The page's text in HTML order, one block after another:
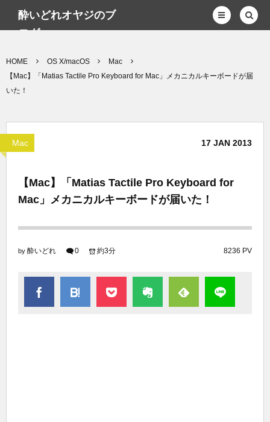
酔いどれオヤジのブ
ログwp
HOME OS X/macOS
Mac
【Mac】「Matias Tactile Pro Keyboard for Mac」メカニカルキーボードが届
いた！
Mac 17 JAN 2013
【Mac】「Matias Tactile Pro Keyboard for
Mac」メカニカルキーボードが届いた！
by 酔いどれ 0 8236 PV
約3分